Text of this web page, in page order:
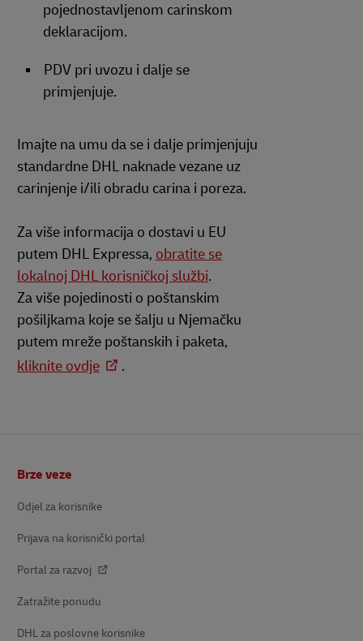
pojednostavljenom carinskom
deklaracijom.
PDV pri uvozu i dalje se
primjenjuje.
Imajte na umu da se i dalje primjenjuju
standardne DHL naknade vezane uz
carinjenje i/ili obradu carina i poreza.
Za više informacija o dostavi u EU
putem DHL Expressa, obratite se
lokalnoj DHL korisničkoj službi.
Za više pojedinosti o poštanskim
pošiljkama koje se šalju u Njemačku
putem mreže poštanskih i paketa,
kliknite ovdje
.
Brze veze
Odjel za korisnike
Prijava na korisnički portal
Portal za razvoj
Zatražite ponudu
DHL za poslovne korisnike